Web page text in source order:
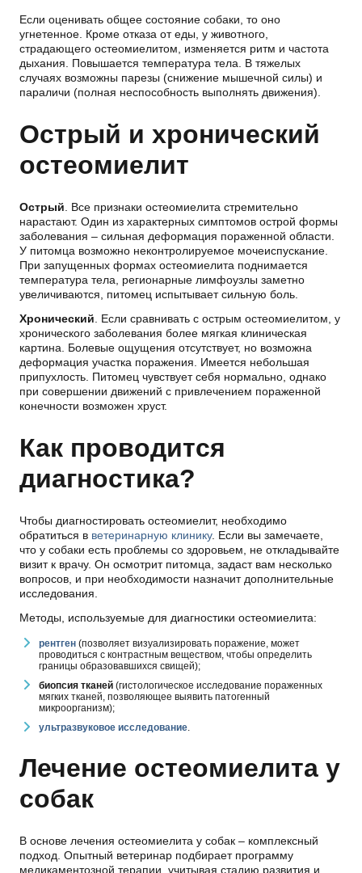
Если оценивать общее состояние собаки, то оно
угнетенное. Кроме отказа от еды, у животного,
страдающего остеомиелитом, изменяется ритм и частота
дыхания. Повышается температура тела. В тяжелых
случаях возможны парезы (снижение мышечной силы) и
параличи (полная неспособность выполнять движения).
Острый и хронический
остеомиелит
Острый . Все признаки остеомиелита стремительно
нарастают. Один из характерных симптомов острой формы
заболевания – сильная деформация пораженной области.
У питомца возможно неконтролируемое мочеиспускание.
При запущенных формах остеомиелита поднимается
температура тела, регионарные лимфоузлы заметно
увеличиваются, питомец испытывает сильную боль.
Хронический . Если сравнивать с острым остеомиелитом, у
хронического заболевания более мягкая клиническая
картина. Болевые ощущения отсутствует, но возможна
деформация участка поражения. Имеется небольшая
припухлость. Питомец чувствует себя нормально, однако
при совершении движений с привлечением пораженной
конечности возможен хруст.
Как проводится
диагностика?
Чтобы диагностировать остеомиелит, необходимо
обратиться в ветеринарную клинику. Если вы замечаете,
что у собаки есть проблемы со здоровьем, не откладывайте
визит к врачу. Он осмотрит питомца, задаст вам несколько
вопросов, и при необходимости назначит дополнительные
исследования.
Методы, используемые для диагностики остеомиелита:
рентген (позволяет визуализировать поражение, может
проводиться с контрастным веществом, чтобы определить
границы образовавшихся свищей);
биопсия тканей (гистологическое исследование пораженных
мягких тканей, позволяющее выявить патогенный
микроорганизм);
ультразвуковое исследование
Лечение остеомиелита у
собак
В основе лечения остеомиелита у собак – комплексный
подход. Опытный ветеринар подбирает программу
медикаментозной терапии, учитывая стадию развития и